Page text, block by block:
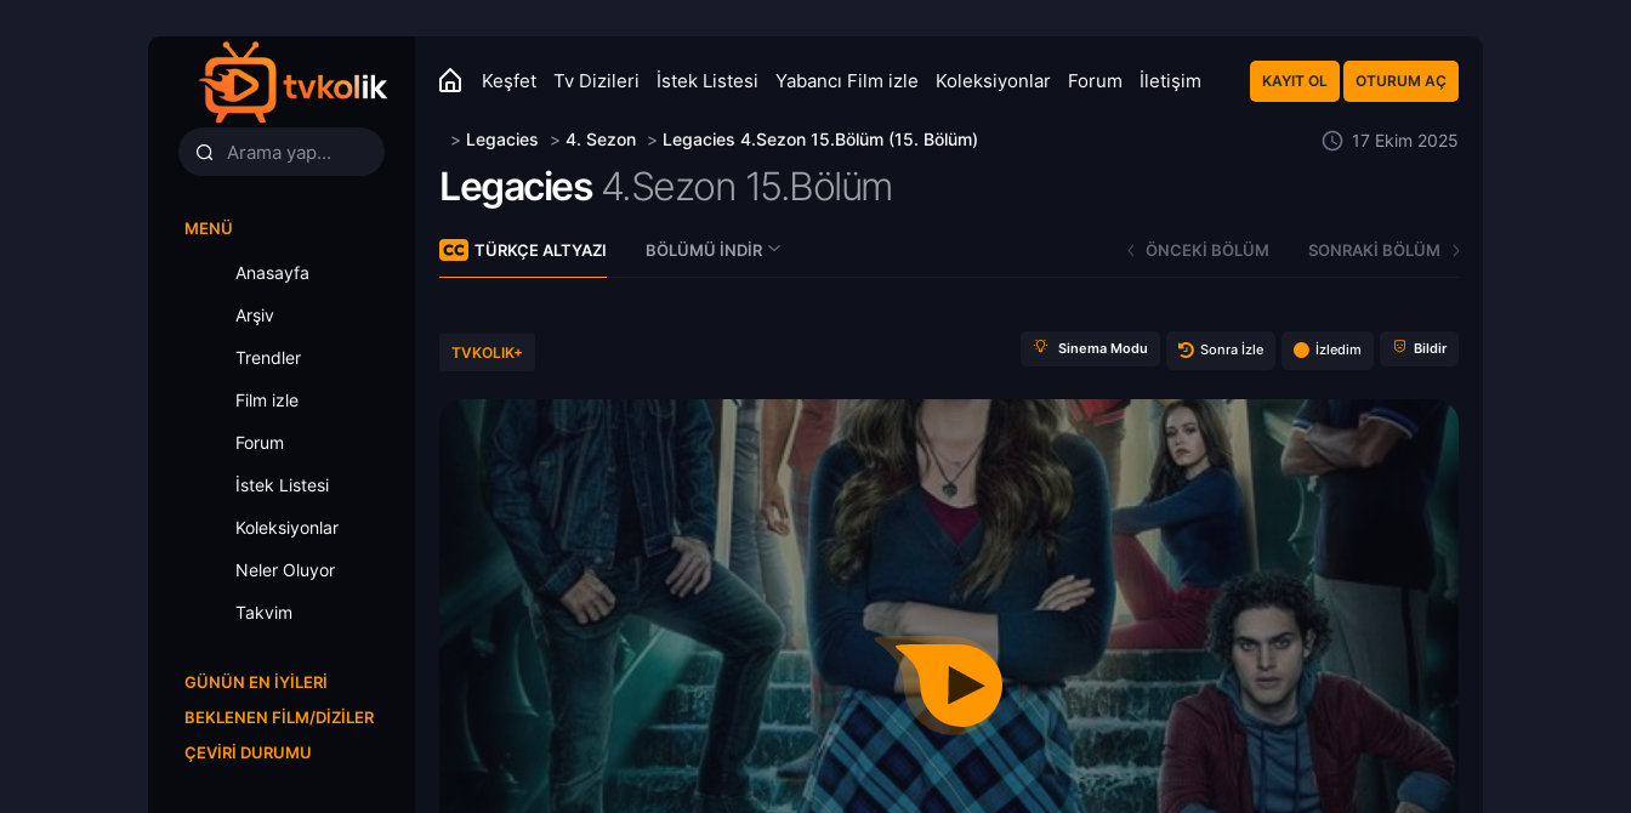
Keşfet Tv Dizileri İstek Listesi Yabancı Film izle Koleksiyonlar Forum İletişim KAYIT OL OTURUM AÇ
MENÜ
Anasayfa
Arşiv
Trendler
Film izle
Forum
İstek Listesi
Koleksiyonlar
Neler Oluyor
Takvim
GÜNÜN EN İYILERI
BEKLENEN FILM/DIZILER
ÇEVIRI DURUMU
> Legacies > 4. Sezon > Legacies 4.Sezon 15.Bölüm (15. Bölüm) 17 Ekim 2025
Legacies 4.Sezon 15.Bölüm
TÜRKÇE ALTYAZI BÖLÜMÜ İNDIR ÖNCEKI BÖLÜM SONRAKI BÖLÜM
TVKOLIK+ Sinema Modu Sonra İzle İzledim Bildir